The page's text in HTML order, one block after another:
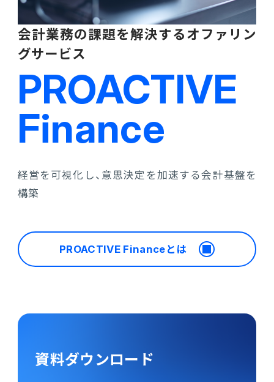
会計業務の課題を解決するオファリン
グサービス
PROACTIVE
Finance
経営を可視化し、意思決定を加速する会計基盤を
構築
PROACTIVE Financeとは
資料ダウンロード